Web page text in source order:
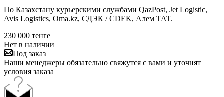
По Казахстану курьерскими службами QazPost, Jet Logistic,
Avis Logistics, Oma.kz, СДЭК / CDEK, Алем ТАТ.
230 000 тенге
Нет в наличии
Под заказ
Наши менеджеры обязательно свяжутся с вами и уточнят
условия заказа